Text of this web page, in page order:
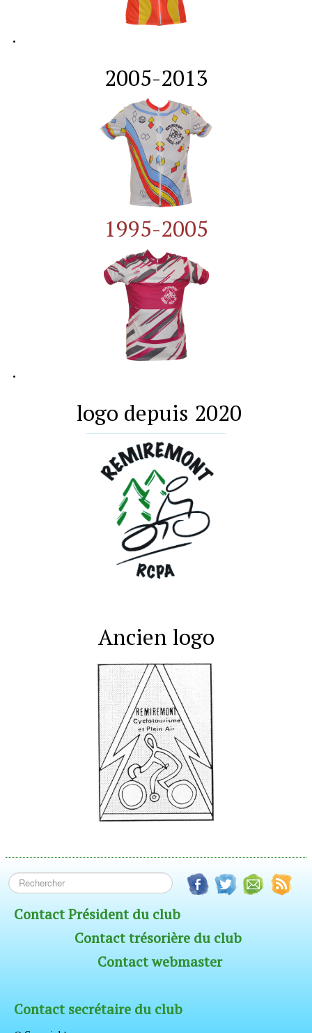
.
2005-2013
1995-2005
.
logo depuis 2020
Ancien logo
Contact Président du club
Contact trésorière du club
Contact webmaster
Contact secrétaire du club